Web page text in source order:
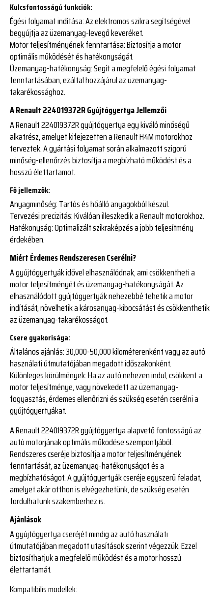
Kulcsfontosságú funkciók:
Égési folyamat indítása: Az elektromos szikra segítségével
begyújtja az üzemanyag-levegő keveréket.
Motor teljesítményének fenntartása: Biztosítja a motor
optimális működését és hatékonyságát.
Üzemanyag-hatékonyság: Segít a megfelelő égési folyamat
fenntartásában, ezáltal hozzájárul az üzemanyag-
takarékossághoz.
A Renault 224019372R Gyújtógyertya Jellemzői
A Renault 224019372R gyújtógyertya egy kiváló minőségű
alkatrész, amelyet kifejezetten a Renault H4M motorokhoz
terveztek. A gyártási folyamat során alkalmazott szigorú
minőség-ellenőrzés biztosítja a megbízható működést és a
hosszú élettartamot.
Fő jellemzők:
Anyagminőség: Tartós és hőálló anyagokból készül.
Tervezési precizitás: Kiválóan illeszkedik a Renault motorokhoz.
Hatékonyság: Optimalizált szikraképzés a jobb teljesítmény
érdekében.
Miért Érdemes Rendszeresen Cserélni?
A gyújtógyertyák idővel elhasználódnak, ami csökkentheti a
motor teljesítményét és üzemanyag-hatékonyságát. Az
elhasználódott gyújtógyertyák nehezebbé tehetik a motor
indítását, növelhetik a károsanyag-kibocsátást és csökkenthetik
az üzemanyag-takarékosságot.
Csere gyakorisága:
Általános ajánlás: 30,000-50,000 kilométerenként vagy az autó
használati útmutatójában megadott időszakonként.
Különleges körülmények: Ha az autó nehezen indul, csökkent a
motor teljesítménye, vagy növekedett az üzemanyag-
fogyasztás, érdemes ellenőrizni és szükség esetén cserélni a
gyújtógyertyákat.
A Renault 224019372R gyújtógyertya alapvető fontosságú az
autó motorjának optimális működése szempontjából.
Rendszeres cseréje biztosítja a motor teljesítményének
fenntartását, az üzemanyag-hatékonyságot és a
megbízhatóságot. A gyújtógyertyák cseréje egyszerű feladat,
amelyet akár otthon is elvégezhetünk, de szükség esetén
fordulhatunk szakemberhez is.
Ajánlások
A gyújtógyertya cseréjét mindig az autó használati
útmutatójában megadott utasítások szerint végezzük. Ezzel
biztosíthatjuk a megfelelő működést és a motor hosszú
élettartamát.
Kompatibilis modellek: